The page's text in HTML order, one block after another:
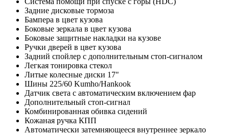
Задние дисковые тормоза
Бампера в цвет кузова
Боковые зеркала в цвет кузова
Боковые защитные накладки на кузове
Ручки дверей в цвет кузова
Задний спойлер с дополнительным стоп-сигналом
Легкая тонировка стекол
Литые колесные диски 17"
Шины 225/60 Kumho/Hankook
Датчик света с автоматическим включением фар
Дополнительный стоп-сигнал
Комбинированная обивка сидений
Кожаная ручка КПП
Автоматически затемняющееся внутреннее зеркало